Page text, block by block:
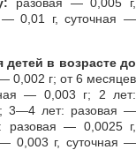
0,01 г, суточная —
в возрасте до
0,002 г; от 6 месяцев
— 0,003 г; 2 лет:
3—4 лет: разовая —
— 0,0025 г,
0,003 г, суточная —